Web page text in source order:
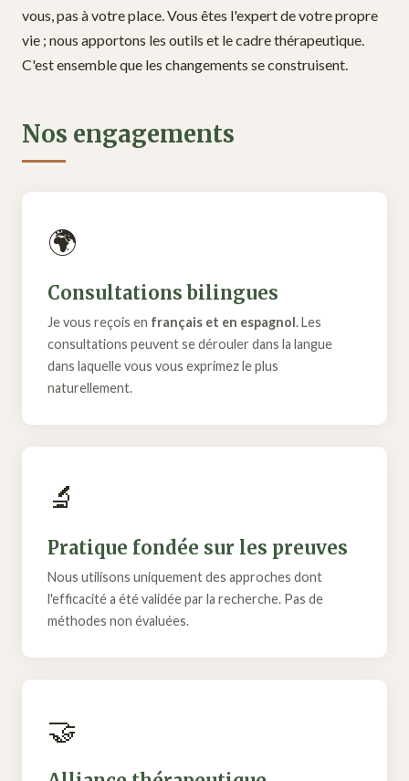
vous, pas à votre place. Vous êtes l'expert de votre propre
vie ; nous apportons les outils et le cadre thérapeutique.
C'est ensemble que les changements se construisent.
Nos engagements
🌍
Consultations bilingues
Je vous reçois en français et en espagnol. Les
consultations peuvent se dérouler dans la langue
dans laquelle vous vous exprimez le plus
naturellement.
🔬
Pratique fondée sur les preuves
Nous utilisons uniquement des approches dont
l'efficacité a été validée par la recherche. Pas de
méthodes non évaluées.
🤝